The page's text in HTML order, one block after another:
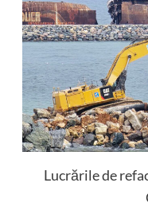
Lucrările de